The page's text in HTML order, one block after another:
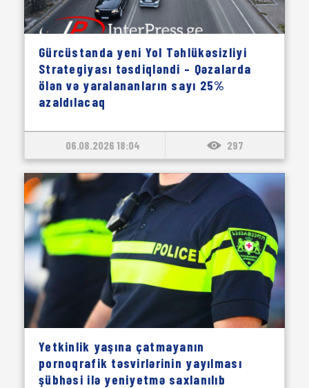
Gürcüstanda yeni Yol Təhlükəsizliyi
Strategiyası təsdiqləndi – Qəzalarda
ölən və yaralananların sayı 25%
azaldılacaq
06.08.2026 18:04 297
Yetkinlik yaşına çatmayanın
pornoqrafik təsvirlərinin yayılması
şübhəsi ilə yeniyetmə saxlanılıb